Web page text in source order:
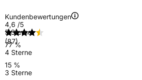
Kundenbewertungen
4,6 /5
(87)
5 Sterne
77 %
4 Sterne
15 %
3 Sterne